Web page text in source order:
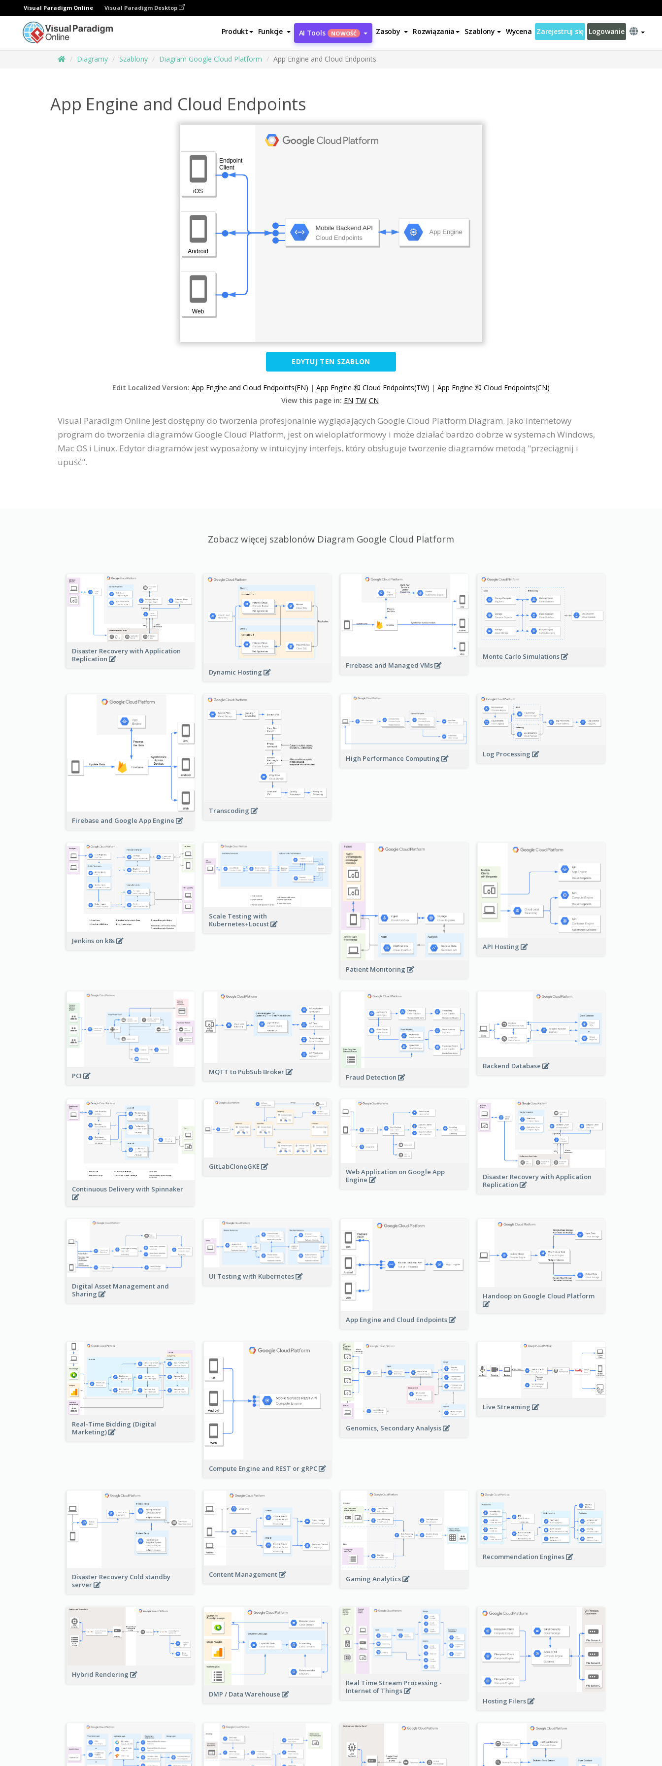
Visual Paradigm Online Visual Paradigm Desktop
Produkt Funkcje AI Tools NOWOŚĆ Zasoby Rozwiązania Szablony Wycena Zarejestruj się Logowanie
Diagramy Szablony Diagram Google Cloud Platform App Engine and Cloud Endpoints
App Engine and Cloud Endpoints
EDYTUJ TEN SZABLON
Edit Localized Version: App Engine and Cloud Endpoints(EN) | App Engine 和 Cloud Endpoints(TW) | App Engine 和 Cloud Endpoints(CN)
View this page in: EN TW CN
Visual Paradigm Online jest dostępny do tworzenia profesjonalnie wyglądających Google Cloud Platform Diagram. Jako internetowy
program do tworzenia diagramów Google Cloud Platform, jest on wieloplatformowy i może działać bardzo dobrze w systemach Windows,
Mac OS i Linux. Edytor diagramów jest wyposażony w intuicyjny interfejs, który obsługuje tworzenie diagramów metodą "przeciągnij i
upuść".
Zobacz więcej szablonów Diagram Google Cloud Platform
Disaster Recovery with Application
Replication
Dynamic Hosting
Firebase and Managed VMs
Monte Carlo Simulations
Firebase and Google App Engine
Transcoding
High Performance Computing Log Processing
Jenkins on k8s
Scale Testing with
Kubernetes+Locust
Patient Monitoring
API Hosting
PCI MQTT to PubSub Broker
Fraud Detection
Backend Database
Continuous Delivery with Spinnaker
GitLabCloneGKE
Web Application on Google App
Engine
Disaster Recovery with Application
Replication
Digital Asset Management and
Sharing
UI Testing with Kubernetes
App Engine and Cloud Endpoints
Handoop on Google Cloud Platform
Real-Time Bidding (Digital
Marketing)
Compute Engine and REST or gRPC
Genomics, Secondary Analysis
Live Streaming
Disaster Recovery Cold standby
server
Content Management
Gaming Analytics
Recommendation Engines
Hybrid Rendering
DMP / Data Warehouse
Real Time Stream Processing -
Internet of Things
Hosting Filers